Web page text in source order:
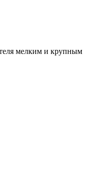
мелким и крупным